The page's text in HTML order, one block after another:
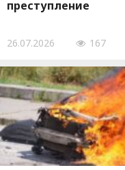
преступление
26.07.2026 167